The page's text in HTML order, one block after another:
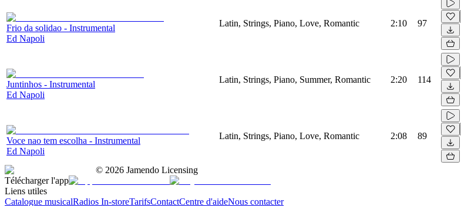
Frio da solidao - Instrumental
Ed Napoli
Latin, Strings, Piano, Love, Romantic 2:10 97
Juntinhos - Instrumental
Ed Napoli
Latin, Strings, Piano, Summer, Romantic 2:20 114
Voce nao tem escolha - Instrumental
Ed Napoli
Latin, Strings, Piano, Love, Romantic 2:08 89
© 2026 Jamendo Licensing
Télécharger l'app
Liens utiles
Catalogue musicalRadios In-storeTarifsContactCentre d'aideNous contacter